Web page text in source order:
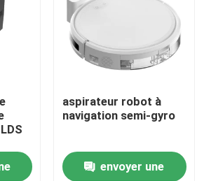
aspirateur robot à
navigation semi-gyro
envoyer une